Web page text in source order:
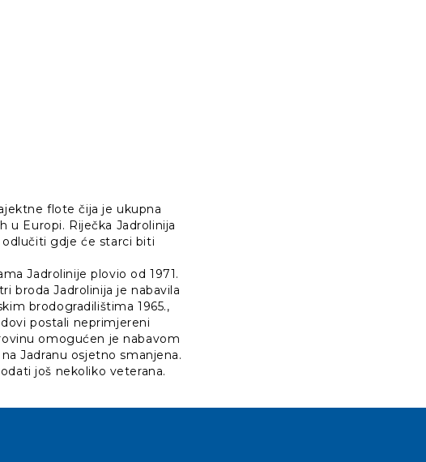
flote čija je ukupna
u Europi. Riječka Jadrolinija
gdje će starci biti
Jadrolinije plovio od 1971.
broda Jadrolinija je nabavila
brodogradilištima 1965.,
postali neprimjereni
omogućen je nabavom
Jadranu osjetno smanjena.
još nekoliko veterana.